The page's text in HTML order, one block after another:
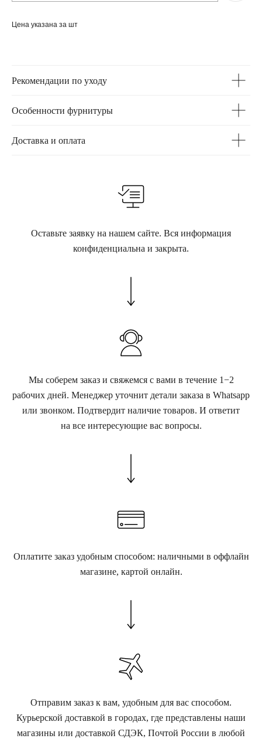
Цена указана за шт
Рекомендации по уходу
Особенности фурнитуры
Доставка и оплата
Оставьте заявку на нашем сайте. Вся информация
конфиденциальна и закрыта.
Мы соберем заказ и свяжемся с вами в течение 1−2
рабочих дней. Менеджер уточнит детали заказа в Whatsapp
или звонком. Подтвердит наличие товаров. И ответит
на все интересующие вас вопросы.
Оплатите заказ удобным способом: наличными в оффлайн
магазине, картой онлайн.
Отправим заказ к вам, удобным для вас способом.
Курьерской доставкой в городах, где представлены наши
магазины или доставкой СДЭК, Почтой России в любой